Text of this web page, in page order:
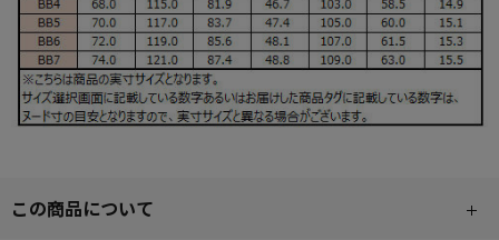
この商品について